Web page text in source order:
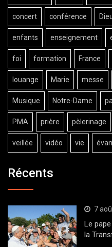
concert conférence
enfants enseignement
foi formation France
louange Marie messe
Musique Notre-Dame
PMA prière pèlerinage
veillée vidéo vie
Récents
7
Le
la